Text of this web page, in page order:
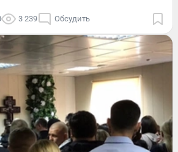
3 239 Обсудить